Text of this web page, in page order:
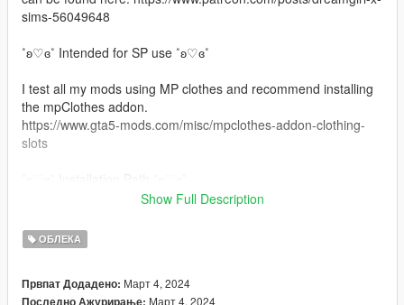
sims-56049648
˚ʚ♡ɞ˚ Intended for SP use ˚ʚ♡ɞ˚
I test all my mods using MP clothes and recommend installing
the mpClothes addon.
https://www.gta5-mods.com/misc/mpclothes-addon-clothing-
slots
mods/update/x64/dlcpacks/mpclothes/dlc.rpf/
x64/models/cdimages/mpclothes_female.rpf/mp_f_freemode_0
Show Full Description
ОБЛЕКА
Првпат Додадено: Март 4, 2024
Март 4, 2024